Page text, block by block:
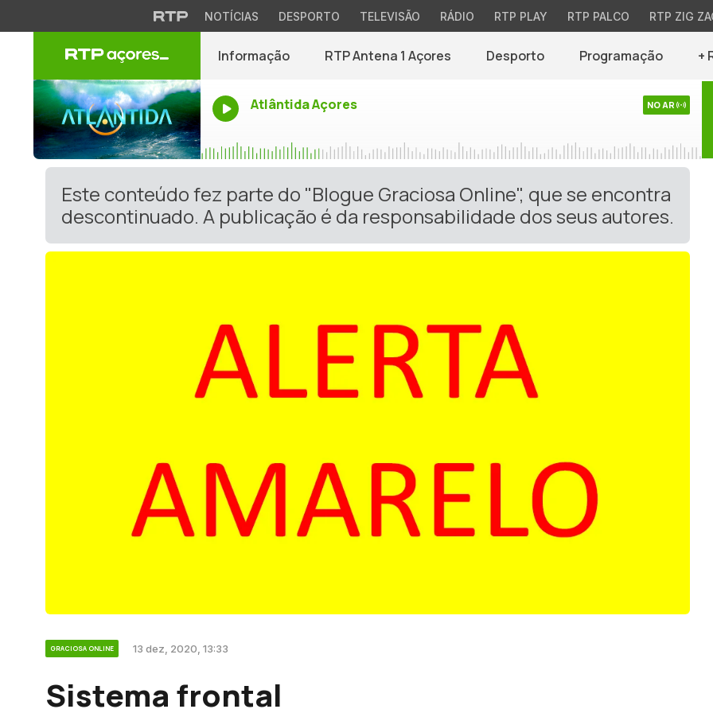
NOTÍCIAS DESPORTO TELEVISÃO RÁDIO RTP PLAY RTP PALCO RTP ZIG
Informação RTP Antena 1 Açores Desporto Programação +
Atlântida Açores NO AR
Este conteúdo fez parte do "Blogue Graciosa Online", que se encontra
descontinuado. A publicação é da responsabilidade dos seus autores.
GRACIOSA ONLINE 13 dez, 2020, 13:33
Sistema frontal